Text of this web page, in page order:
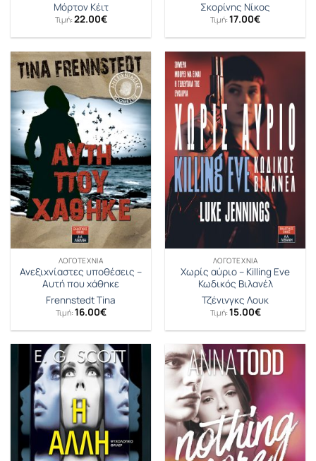
Μόρτον Κέιτ
Τιμή: 22.00€
Σκορίνης Νίκος
Τιμή: 17.00€
ΛΟΓΟΤΕΧΝΊΑ
Ανεξιχνίαστες υποθέσεις –
Αυτή που χάθηκε
Frennstedt Tina
Τιμή: 16.00€
ΛΟΓΟΤΕΧΝΊΑ
Xωρίς αύριο – Killing Eve
Κωδικός Βιλανέλ
Τζένινγκς Λουκ
Τιμή: 15.00€